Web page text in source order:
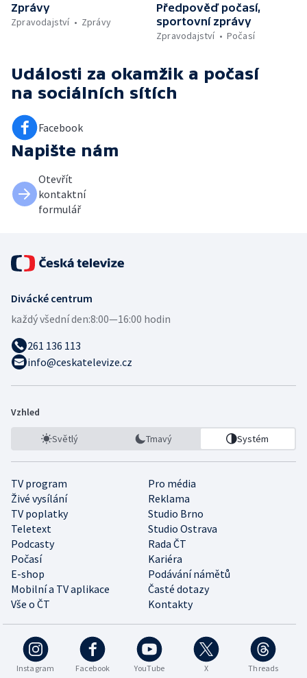
Zprávy
Zpravodajství
Zprávy
Předpověď počasí,
sportovní zprávy
Zpravodajství
Počasí
Události za okamžik a počasí
na sociálních sítích
Facebook
Napište nám
Otevřít
kontaktní
formulář
Divácké centrum
každý všední den:8:00—16:00 hodin
261 136 113
info@ceskatelevize.cz
Vzhled
Světlý Tmavý Systém
TV program
Pro média
Živé vysílání
Reklama
TV poplatky
Studio Brno
Teletext
Studio Ostrava
Podcasty
Rada ČT
Počasí
Kariéra
E-shop
Podávání námětů
Mobilní a TV aplikace
Časté dotazy
Vše o ČT
Kontakty
Instagram Facebook YouTube X Threads